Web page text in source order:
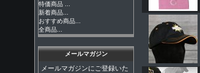
特価商品 ...
新着商品...
おすすめ商品...
全商品...
メールマガジン
メールマガジンにご登録いた